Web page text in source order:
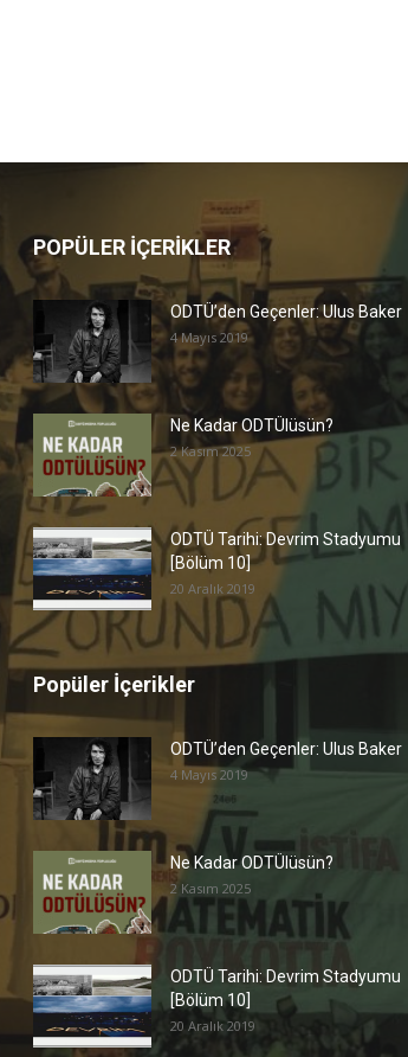
POPÜLER İÇERİKLER
ODTÜ’den Geçenler: Ulus Baker
4 Mayıs 2019
Ne Kadar ODTÜlüsün?
2 Kasım 2025
ODTÜ Tarihi: Devrim Stadyumu
[Bölüm 10]
20 Aralık 2019
Popüler İçerikler
ODTÜ’den Geçenler: Ulus Baker
4 Mayıs 2019
Ne Kadar ODTÜlüsün?
2 Kasım 2025
ODTÜ Tarihi: Devrim Stadyumu
[Bölüm 10]
20 Aralık 2019